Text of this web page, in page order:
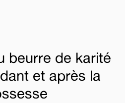
beurre de karité
et après la